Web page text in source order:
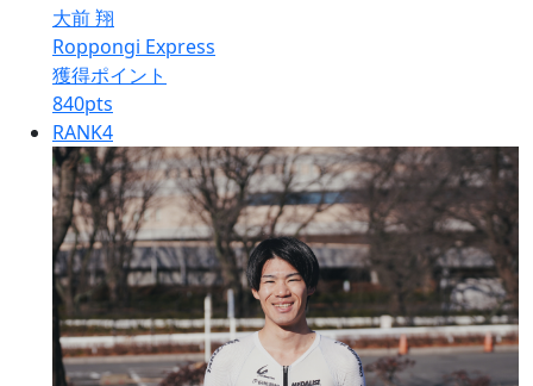
大前 翔
Roppongi Express
獲得ポイント
840pts
RANK4